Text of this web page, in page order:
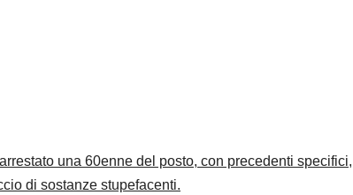
una 60enne del posto, con precedenti specifici,
di sostanze stupefacenti.